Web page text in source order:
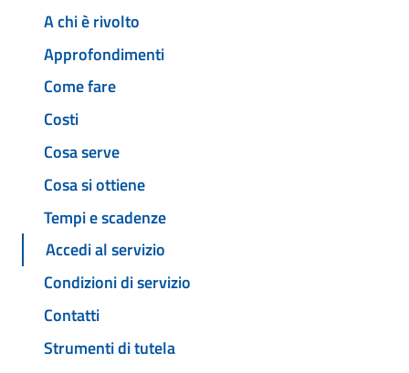
A chi è rivolto
Approfondimenti
Come fare
Costi
Cosa serve
Cosa si ottiene
Tempi e scadenze
Accedi al servizio
Condizioni di servizio
Contatti
Strumenti di tutela